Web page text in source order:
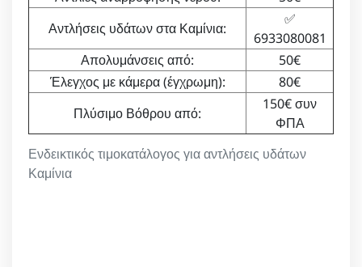
Ενδεικτικός τιμοκατάλογος για αντλήσεις υδάτων
Καμίνια
Αντλήσεις υδάτων στα Καμίνια:
✅
6933080081
Απολυμάνσεις από:
50€
Έλεγχος με κάμερα (έγχρωμη):
80€
Πλύσιμο Βόθρου από:
150€ συν
ΦΠΑ